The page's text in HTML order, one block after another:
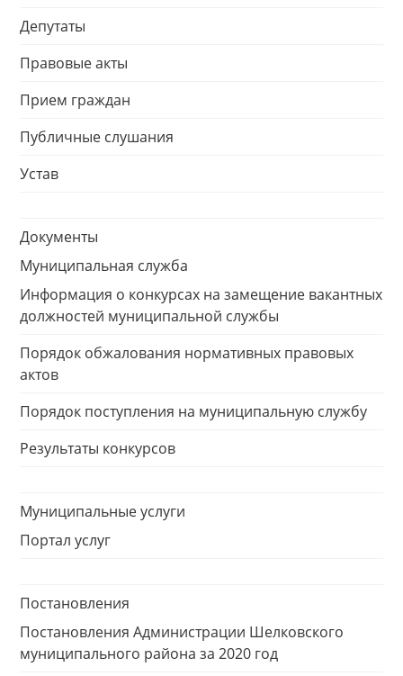
Депутаты
Правовые акты
Прием граждан
Публичные слушания
Устав
Документы
Муниципальная служба
Информация о конкурсах на замещение вакантных
должностей муниципальной службы
Порядок обжалования нормативных правовых
актов
Порядок поступления на муниципальную службу
Результаты конкурсов
Муниципальные услуги
Портал услуг
Постановления
Постановления Администрации Шелковского
муниципального района за 2020 год